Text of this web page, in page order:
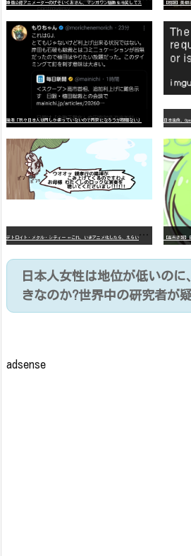
【朗報】美樹
識者「我々日本人は円しか使っていないので円安になろうが問題ない」 日本生命、
デ
トロイト・メタル・シティー ⇐これ、いまアニメ化したら、えらいことになってたよな？ 【高市悲報
日本人女性は地位が低いの
きなのか?世界中の研究者が
adsense